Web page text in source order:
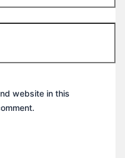
website in this